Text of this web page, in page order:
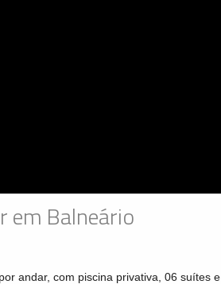
em Balneário
andar, com piscina privativa, 06 suítes e